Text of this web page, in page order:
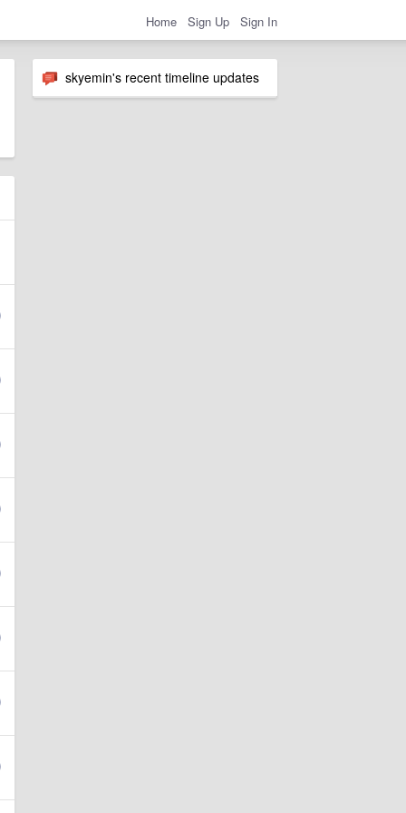
Home Sign Up Sign In
skyemin's recent timeline updates